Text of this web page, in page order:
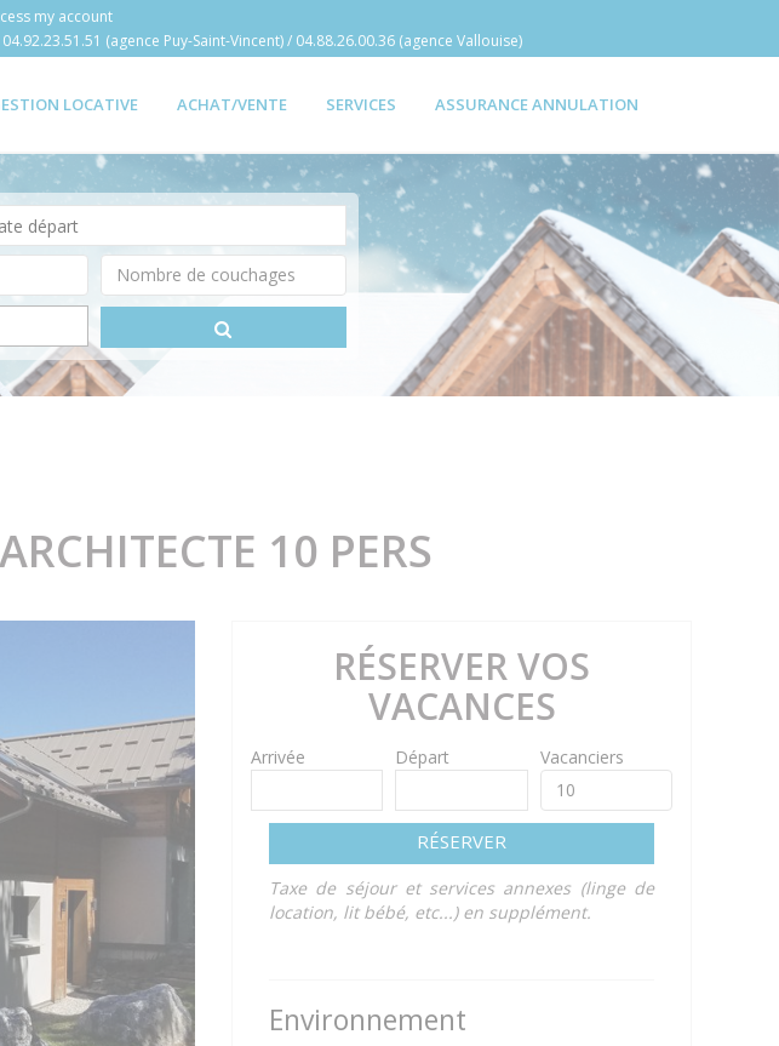
my account
04.92.23.51.51 (agence Puy-Saint-Vincent) / 04.88.26.00.36 (agence Vallouise)
LOCATIVE ACHAT/VENTE SERVICES ASSURANCE ANNULATION
10 PERS
RÉSERVER VOS
VACANCES
Arrivée Départ Vacanciers
RÉSERVER
Taxe de séjour et services annexes (linge de
location, lit bébé, etc...) en supplément.
Environnement